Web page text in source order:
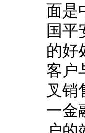
面是
国平
的好
客户
叉销
一金